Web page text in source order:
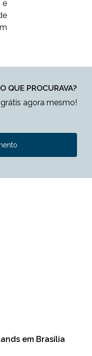
QUE PROCURAVA?
agora mesmo!
em Brasília